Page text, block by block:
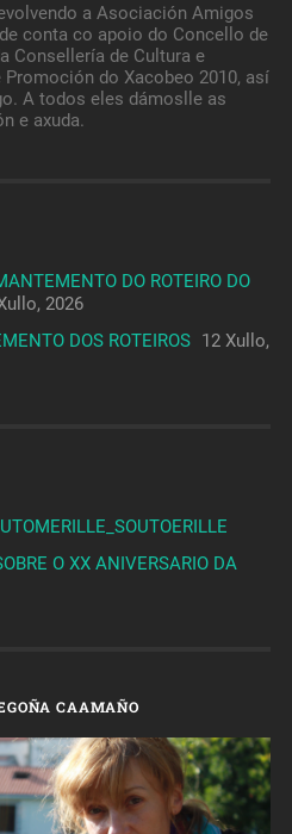
a Asociación Amigos
conta co apoio do Concello de
Consellería de Cultura e
do Xacobeo 2010, así
A todos eles dámoslle as
e axuda.
DO ROTEIRO DO
2026
DOS ROTEIROS 12 Xullo,
O XX ANIVERSARIO DA
CAAMAÑO